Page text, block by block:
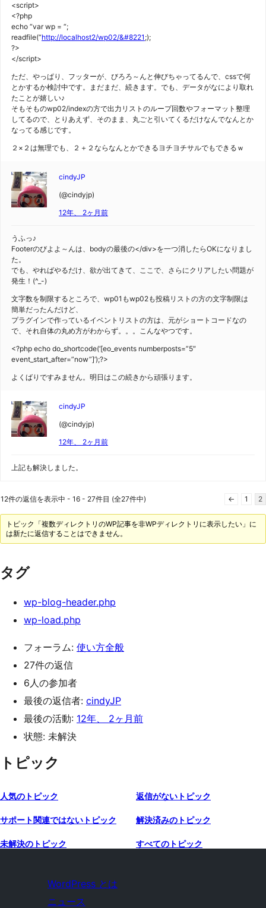
<script>
<?php
echo “var wp = “;
readfile(“http://localhost2/wp02/&#8221 ;);
?>
</script>
ただ、やっぱり、フッターが、びろろ～んと伸びちゃってるんで、cssで何
とかするか検討中です。まだまだ、続きます。でも、データがなにより取れ
たことが嬉しい♪
そもそものwp02/indexの方で出力リストのループ回数やフォーマット整理
してるので、とりあえず、そのまま、丸ごと引いてくるだけなんでなんとか
なってる感じです。
２×２は無理でも、２＋２ならなんとかできるヨチヨチサルでもできるｗ
cindyJP
(@cindyjp)
12年、 2ヶ月前
うふっ♪
Footerのびよよ～んは、bodyの最後の</div>を一つ消したらOKになりまし
た。
でも、やればやるだけ、欲が出てきて、ここで、さらにクリアしたい問題が
発生！(^_-)
文字数を制限するところで、wp01もwp02も投稿リストの方の文字制限は
簡単だったんだけど、
プラグインで作っているイベントリストの方は、元がショートコードなの
で、それ自体の丸め方がわからず。。。こんなやつです。
<?php echo do_shortcode(‘[eo_events numberposts=”5″
event_start_after=”now”]’);?>
よくばりですみません。明日はこの続きから頑張ります。
cindyJP
(@cindyjp)
12年、 2ヶ月前
上記も解決しました。
12件の返信を表示中 - 16 - 27件目 (全27件中) ← 1 2
トピック「複数ディレクトリのWP記事を非WPディレクトリに表示したい」に
は新たに返信することはできません。
タグ
wp-blog-header.php
wp-load.php
フォーラム: 使い方全般
27件の返信
6人の参加者
最後の返信者: cindyJP
最後の活動: 12年、 2ヶ月前
状態: 未解決
トピック
人気のトピック 返信がないトピック
サポート関連ではないトピック 解決済みのトピック
未解決のトピック すべてのトピック
WordPress とは
ニュース